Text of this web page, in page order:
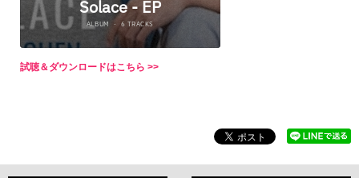
試聴＆ダウンロードはこちら >>